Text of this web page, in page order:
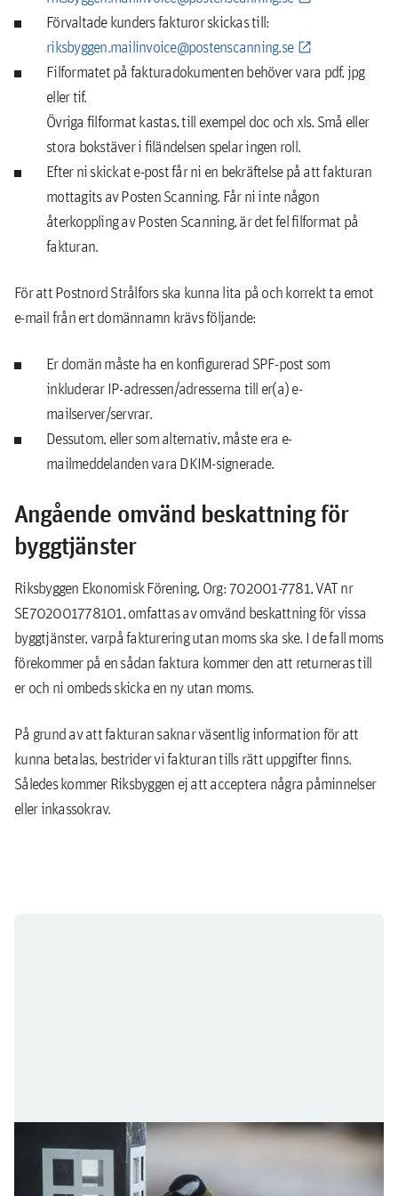
Förvaltade kunders fakturor skickas till:
riksbyggen.mailinvoice@postenscanning.se
Filformatet på fakturadokumenten behöver vara pdf, jpg
eller tif.
Övriga filformat kastas, till exempel doc och xls. Små eller
stora bokstäver i filändelsen spelar ingen roll.
Efter ni skickat e-post får ni en bekräftelse på att fakturan
mottagits av Posten Scanning. Får ni inte någon
återkoppling av Posten Scanning, är det fel filformat på
fakturan.
För att Postnord Strålfors ska kunna lita på och korrekt ta emot
e-mail från ert domännamn krävs följande:
Er domän måste ha en konfigurerad SPF-post som
inkluderar IP-adressen/adresserna till er(a) e-
mailserver/servrar.
Dessutom, eller som alternativ, måste era e-
mailmeddelanden vara DKIM-signerade.
Angående omvänd beskattning för
byggtjänster
Riksbyggen Ekonomisk Förening, Org: 702001-7781, VAT nr
SE702001778101, omfattas av omvänd beskattning för vissa
byggtjänster, varpå fakturering utan moms ska ske. I de fall moms
förekommer på en sådan faktura kommer den att returneras till
er och ni ombeds skicka en ny utan moms.
På grund av att fakturan saknar väsentlig information för att
kunna betalas, bestrider vi fakturan tills rätt uppgifter finns.
Således kommer Riksbyggen ej att acceptera några påminnelser
eller inkassokrav.
Visselblåsning